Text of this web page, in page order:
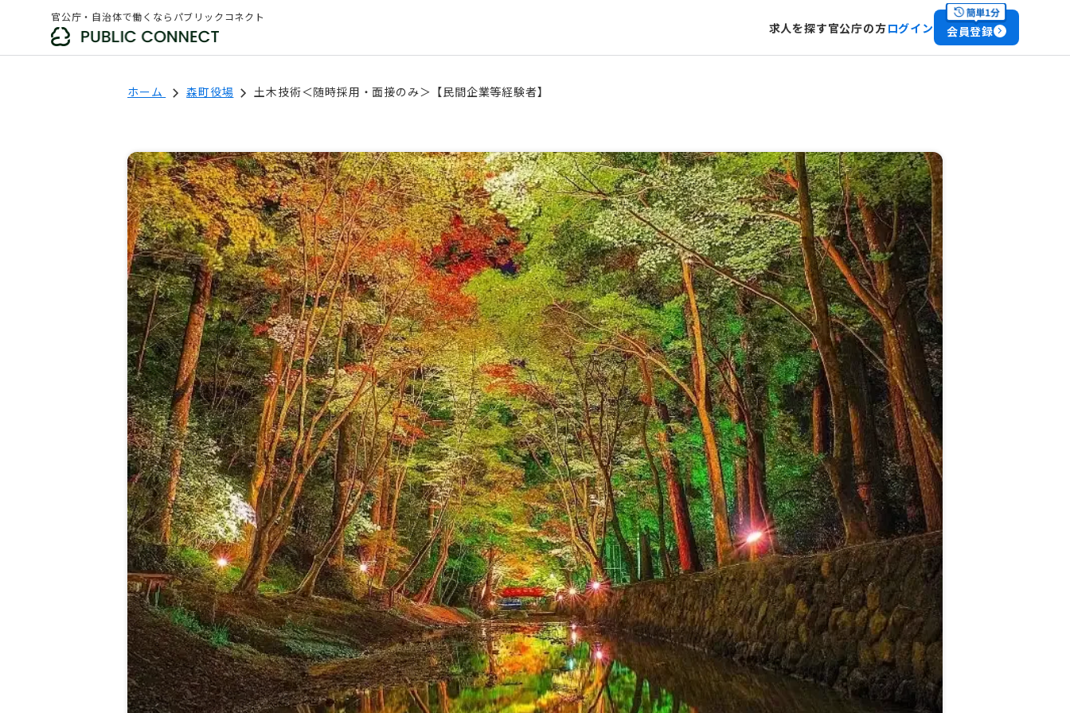
官公庁・自治体で働くならパブリックコネクト
求人を探す官公庁の方ログイン 会員登録
ホーム 森町役場 土木技術＜随時採用・面接のみ＞【民間企業等経験者】